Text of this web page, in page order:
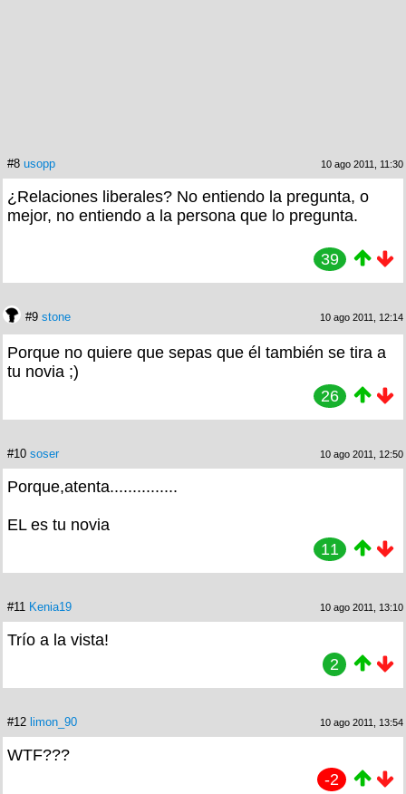
#8 usopp 10 ago 2011, 11:30
¿Relaciones liberales? No entiendo la pregunta, o
mejor, no entiendo a la persona que lo pregunta.
39
#9 stone 10 ago 2011, 12:14
Porque no quiere que sepas que él también se tira a
tu novia ;)
26
#10 soser 10 ago 2011, 12:50
Porque,atenta...............
EL es tu novia
11
#11 Kenia19 10 ago 2011, 13:10
Trío a la vista!
2
#12 limon_90 10 ago 2011, 13:54
WTF???
-2